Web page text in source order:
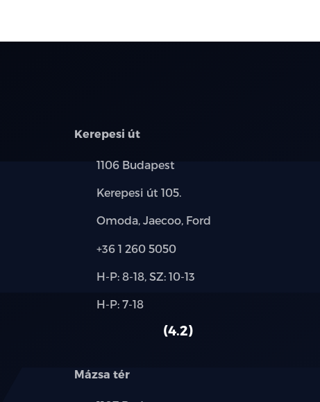
Kerepesi út
Település:
1106 Budapest
Cím:
Kerepesi út 105.
Márkák:
Omoda, Jaecoo, Ford
Telefon:
+36 1 260 5050
Új-
használt
H-P: 8-18, SZ: 10-13
Alkatrész,
H-P: 7-18
4.2
Mázsa tér